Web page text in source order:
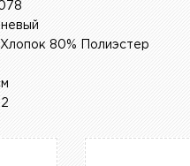
80% Полиэстер